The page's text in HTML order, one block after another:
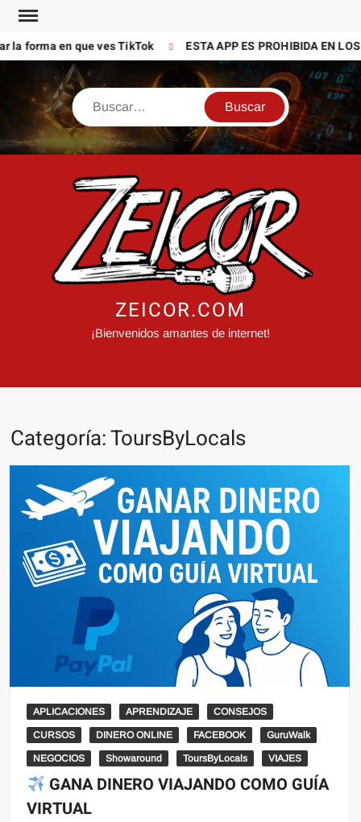
Saltar
contenido
forma en que ves TikTok ESTA APP ES PROHIBIDA EN LOS
Buscar
ZEICOR.COM
¡Bienvenidos amantes de internet!
Categoría:ToursByLocals
APLICACIONES APRENDIZAJE CONSEJOS
CURSOS DINERO ONLINE FACEBOOK GuruWalk
NEGOCIOS Showaround ToursByLocals VIAJES
GANA DINERO VIAJANDO COMO GUÍA
VIRTUAL